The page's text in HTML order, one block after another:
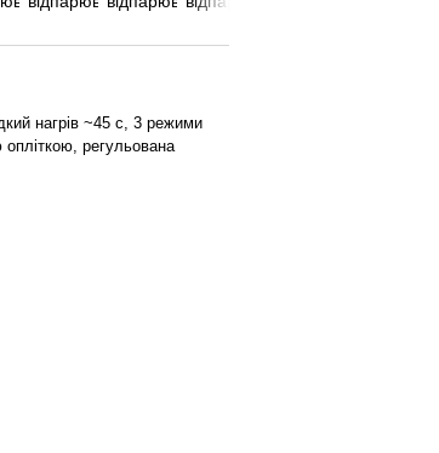
нагрів ~45 с, 3 режими
регульована